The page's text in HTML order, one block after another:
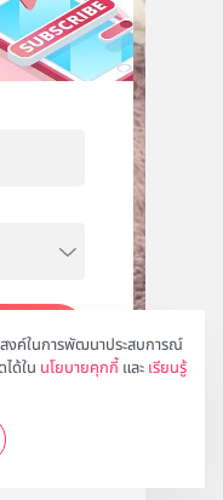
งค์ในการพัฒนาประสบการณ์
ด้ใน นโยบายคุกกี้ และ เรียนรู้